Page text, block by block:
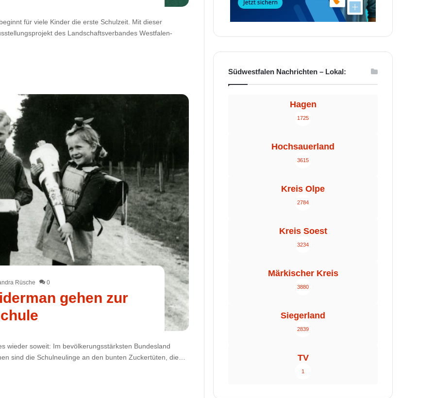
für viele Kinder die erste Schulzeit. Mit dieser
des Landschaftsverbandes Westfalen-
Rüsche 0
gehen zur
wieder soweit: Im bevölkerungsstärksten Bundesland
sind die Schulneulinge an den bunten Zuckertüten, die…
Südwestfalen Nachrichten – Lokal:
Hagen
1725
Hochsauerland
3615
Kreis Olpe
2784
Kreis Soest
3234
Märkischer Kreis
3880
Siegerland
2839
TV
1